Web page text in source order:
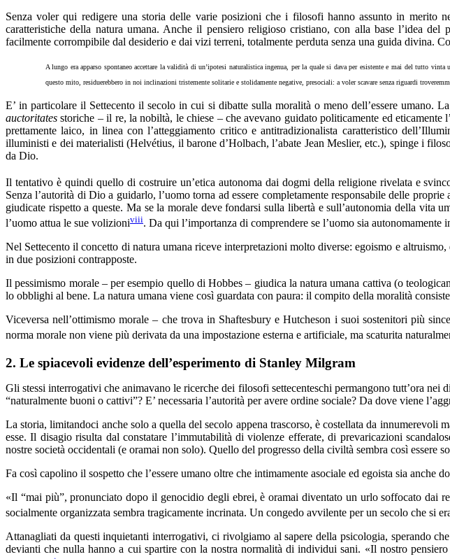
Senza voler qui redigere una storia delle varie posizioni che i filosofi hanno assunto in merito
caratteristiche della natura umana. Anche il pensiero religioso cristiano, con alla base l’idea
facilmente corrompibile dal desiderio e dai vizi terreni, totalmente perduta senza una guida divina.
A lungo era apparso spontaneo accettare la validità di un’ipotesi naturalistica ingenua, per la quale si dava per esistente e mai del tutto
questo mito, residuerebbero in noi inclinazioni tristemente solitarie e stolidamente negative, presociali: a voler scavare senza riguardi
E’ in particolare il Settecento il secolo in cui si dibatte sulla moralità o meno dell’essere umano.
auctoritates storiche – il re, la nobiltà, le chiese – che avevano guidato politicamente ed
prettamente laico, in linea con l’atteggiamento critico e antitradizionalista caratteristico
illuministi e dei materialisti (Helvétius, il barone d’Holbach, l’abate Jean Meslier, etc.), spinge i
da Dio.
Il tentativo è quindi quello di costruire un’etica autonoma dai dogmi della religione rivelata e
Senza l’autorità di Dio a guidarlo, l’uomo torna ad essere completamente responsabile delle
giudicate rispetto a queste. Ma se la morale deve fondarsi sulla libertà e sull’autonomia della vita
l’uomo attua le sue volizioniviii. Da qui l’importanza di comprendere se l’uomo sia
Nel Settecento il concetto di natura umana riceve interpretazioni molto diverse: egoismo e
in due posizioni contrapposte.
Il pessimismo morale – per esempio quello di Hobbes – giudica la natura umana cattiva (o
lo obblighi al bene. La natura umana viene così guardata con paura: il compito della moralità
Viceversa nell’ottimismo morale – che trova in Shaftesbury e Hutcheson i suoi sostenitori più
norma morale non viene più derivata da una impostazione esterna e artificiale, ma scaturita
2. Le spiacevoli evidenze dell’esperimento di Stanley Milgram
Gli stessi interrogativi che animavano le ricerche dei filosofi settecenteschi permangono tutt’ora
“naturalmente buoni o cattivi”? E’ necessaria l’autorità per avere ordine sociale? Da dove viene
La storia, limitandoci anche solo a quella del secolo appena trascorso, è costellata da
esse. Il disagio risulta dal constatare l’immutabilità di violenze efferate, di prevaricazioni
nostre società occidentali (e oramai non solo). Quello del progresso della civiltà sembra così
Fa così capolino il sospetto che l’essere umano oltre che intimamente asociale ed egoista sia anche
«Il “mai più”, pronunciato dopo il genocidio degli ebrei, è oramai diventato un urlo soffocato dai
socialmente organizzata sembra tragicamente incrinata. Un congedo avvilente per un secolo che si
Attanagliati da questi inquietanti interrogativi, ci rivolgiamo al sapere della psicologia, sperando
devianti che nulla hanno a cui spartire con la nostra normalità di individui sani. «Il nostro